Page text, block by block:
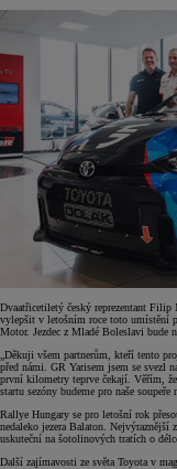
Dvaatřicetiletý český reprezentant Filip
vylepšit v letošním roce toto umístění
Motor. Jezdec z Mladé Boleslavi bude
„Děkuji všem partnerům, kteří tento
před námi. GR Yarisem jsem se svezl
první kilometry teprve čekají. Věřím,
startu sezóny budeme pro naše
Rallye Hungary se pro letošní rok
nedaleko jezera Balaton. Nejvýraznější
uskuteční na šotolinových tratích o
Další zajímavosti ze světa Toyota v